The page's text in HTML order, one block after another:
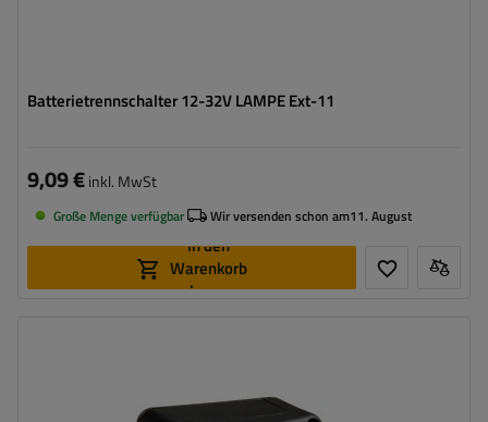
Batterietrennschalter 12-32V LAMPE Ext-11
9,09 €inkl. MwSt
Große Menge verfügbar Wir versenden schon am11. August
In den
Warenkorb
legen